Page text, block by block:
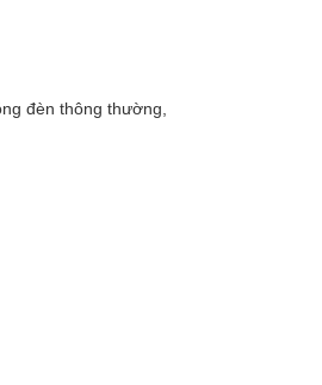
đèn thông thường,